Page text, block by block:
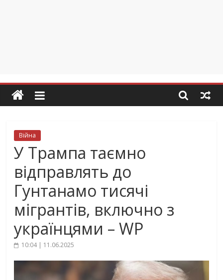
Війна
У Трампа таємно
відправлять до
Гунтанамо тисячі
мігрантів, включно з
українцями – WP
10:04 | 11.06.2025